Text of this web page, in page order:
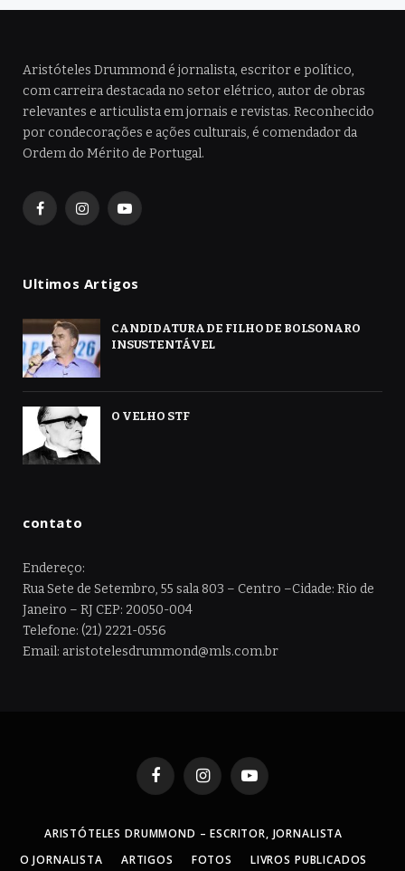
Aristóteles Drummond é jornalista, escritor e político,
com carreira destacada no setor elétrico, autor de obras
relevantes e articulista em jornais e revistas. Reconhecido
por condecorações e ações culturais, é comendador da
Ordem do Mérito de Portugal.
FacebookInstagramYouTube
Ultimos Artigos
CANDIDATURA DE FILHO DE BOLSONARO
INSUSTENTÁVEL
O VELHO STF
contato
Endereço:
Rua Sete de Setembro, 55 sala 803 – Centro –Cidade: Rio de
Janeiro – RJ CEP: 20050-004
Telefone: (21) 2221-0556
Email: aristotelesdrummond@mls.com.br
FacebookInstagramYouTube
ARISTÓTELES DRUMMOND – ESCRITOR, JORNALISTA
O JORNALISTA
ARTIGOS FOTOS LIVROS PUBLICADOS